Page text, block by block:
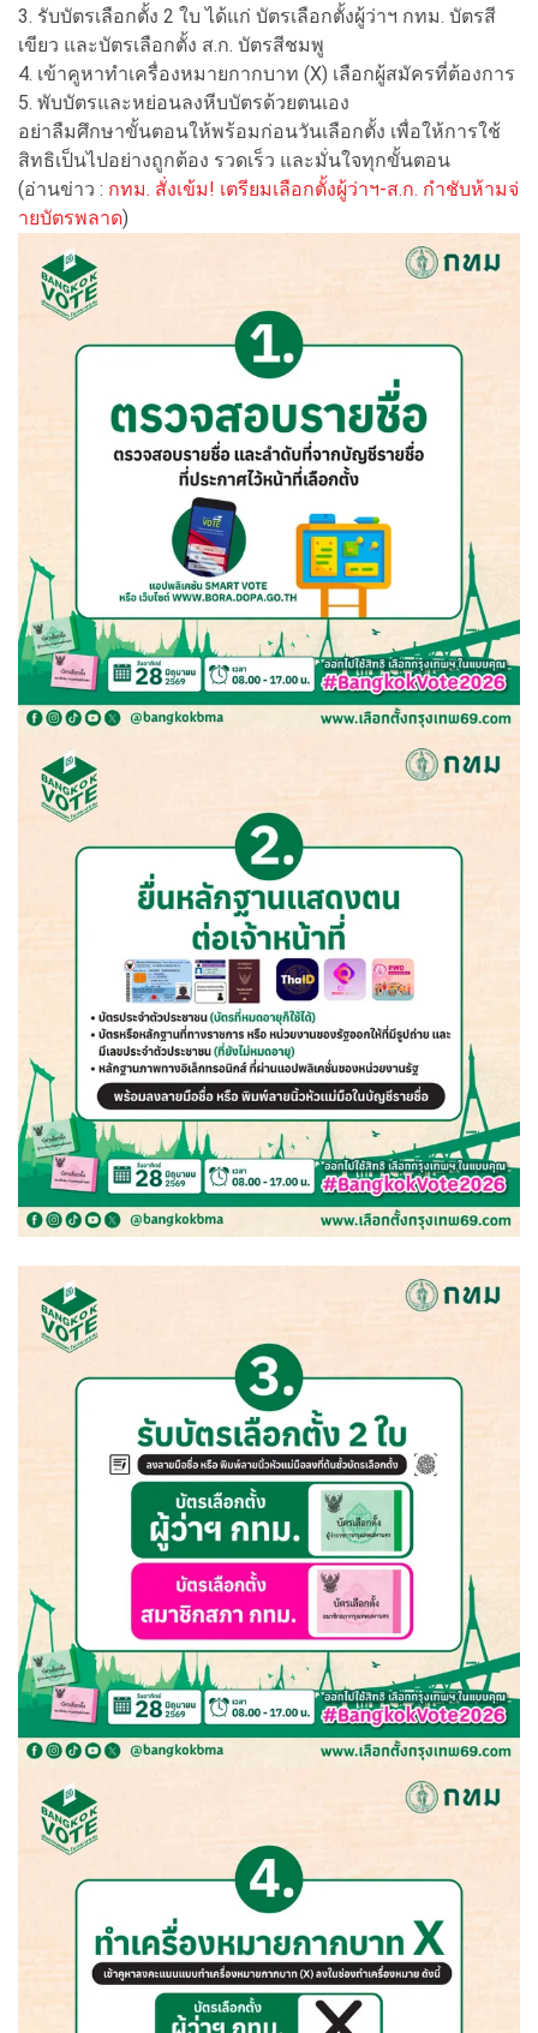
3. รับบัตรเลือกตั้ง 2 ใบ ได้แก่ บัตรเลือกตั้งผู้ว่าฯ กทม. บัตรสี
เขียว และบัตรเลือกตั้ง ส.ก. บัตรสีชมพู
4. เข้าคูหาทำเครื่องหมายกากบาท (X) เลือกผู้สมัครที่ต้องการ
5. พับบัตรและหย่อนลงหีบบัตรด้วยตนเอง
อย่าลืมศึกษาขั้นตอนให้พร้อมก่อนวันเลือกตั้ง เพื่อให้การใช้
สิทธิเป็นไปอย่างถูกต้อง รวดเร็ว และมั่นใจทุกขั้นตอน
(อ่านข่าว : กทม. สั่งเข้ม! เตรียมเลือกตั้งผู้ว่าฯ-ส.ก. กำชับห้ามจ่
ายบัตรพลาด)